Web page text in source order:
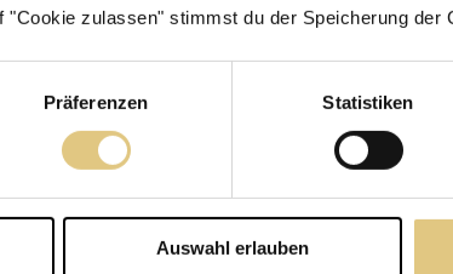
"Cookie zulassen" stimmst du der Speicherung der
Präferenzen Statistiken
Auswahl erlauben